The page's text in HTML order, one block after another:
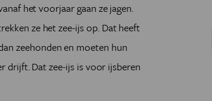
het voorjaar gaan ze jagen.
ze het zee-ijs op. Dat heeft
zeehonden en moeten hun
drijft. Dat zee-ijs is voor ijsberen